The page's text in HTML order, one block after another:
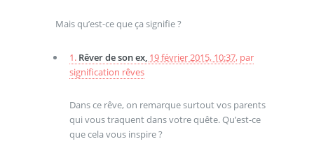
Mais qu’est-ce que ça signifie ?
1. Rêver de son ex, 19 février 2015, 10:37, par
signification rêves
Dans ce rêve, on remarque surtout vos parents
qui vous traquent dans votre quête. Qu’est-ce
que cela vous inspire ?